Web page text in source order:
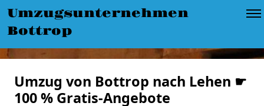
Umzugsunternehmen
Bottrop
Umzug von Bottrop nach Lehen ☛
100 % Gratis-Angebote